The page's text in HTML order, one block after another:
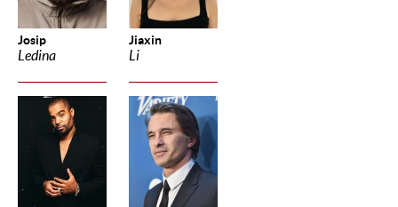
Josip
Ledina
Jiaxin
Li